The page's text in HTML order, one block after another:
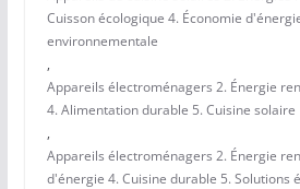
Cuisson écologique 4. Économie
environnementale
,
Appareils électroménagers 2. Énergie
4. Alimentation durable 5. Cuisine solaire
,
Appareils électroménagers 2. Énergie
d'énergie 4. Cuisine durable 5. Solutions